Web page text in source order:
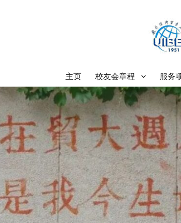
济贸易大学加
主页 校友会章程 服务